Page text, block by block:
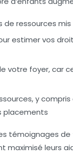
de ressources mis
estimer vos
votre foyer, car
y
placements
témoignages de
maximisé leurs